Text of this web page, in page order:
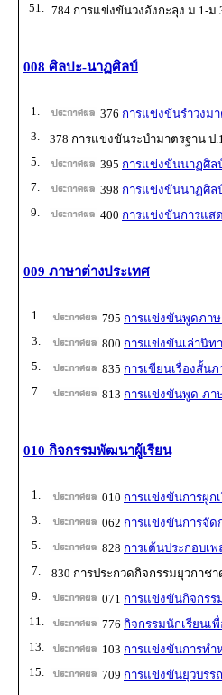
51. 784 การแข่งขันวงอังกะลุง ม.1-ม
008 ศิลปะ-นาฏศิลป์
1. 376 การแข่งขันรำวงมา
3.
378 การแข่งขันระบำมาตรฐาน ป
5.
395 การแข่งขันนาฏศิล
7.
398 การแข่งขันนาฏศิล
9.
400 การแข่งขันการแส
009 ภาษาต่างประเทศ
1. 795 การแข่งขันพูดภาษา
3.
800 การแข่งขันเล่านิทา
5.
835 การเขียนเรื่องสั้น
7.
813 การแข่งขันพูด-ภา
010 กิจกรรมพัฒนาผู้เรียน
1. 010 การแข่งขันการผูก
3.
062 การแข่งขันการจัด
5.
828 การเต้นประกอบเพ
7.
830 การประกวดกิจกรรมยุวกาช
9.
071 การแข่งขันกิจกรร
11.
776 กิจกรรมนักเรียนเพื่
13.
103 การแข่งขันการทำ
15.
709 การแข่งขันยุวบรร